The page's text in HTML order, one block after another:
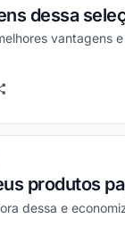
dessa
vantagens
não funcionou
produtos
dessa e